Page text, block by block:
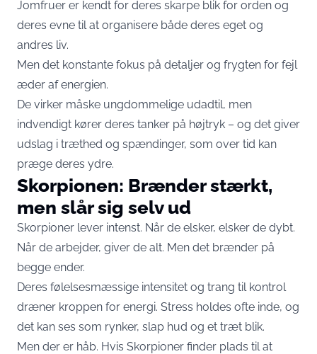
Jomfruer er kendt for deres skarpe blik for orden og
deres evne til at organisere både deres eget og
andres liv.
Men det konstante fokus på detaljer og frygten for fejl
æder af energien.
De virker måske ungdommelige udadtil, men
indvendigt kører deres tanker på højtryk – og det giver
udslag i træthed og spændinger, som over tid kan
præge deres ydre.
Skorpionen: Brænder stærkt,
men slår sig selv ud
Skorpioner lever intenst. Når de elsker, elsker de dybt.
Når de arbejder, giver de alt. Men det brænder på
begge ender.
Deres følelsesmæssige intensitet og trang til kontrol
dræner kroppen for energi. Stress holdes ofte inde, og
det kan ses som rynker, slap hud og et træt blik.
Men der er håb. Hvis Skorpioner finder plads til at